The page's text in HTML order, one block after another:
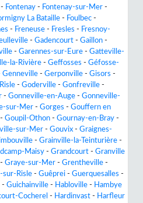
- Fontenay - Fontenay-sur-Mer -
La Bataille - Foulbec -
- Freneuse - Fresles - Fresnoy-
- Gadencourt - Gaillon -
- Garennes-sur-Eure - Gatteville-
la-Rivière - Geffosses - Géfosse-
Genneville - Gerponville - Gisors -
- Goderville - Gonfreville -
- Gonneville-en-Auge - Gonneville-
sur-Mer - Gorges - Gouffern en
- Goupil-Othon - Gournay-en-Bray -
sur-Mer - Gouvix - Graignes-
- Grainville-la-Teinturière -
Maisy - Grandcourt - Granville
- Graye-sur-Mer - Grentheville -
sur-Risle - Guêprei - Guerquesalles -
- Guichainville - Habloville - Hambye
Cocherel - Hardinvast - Harfleur